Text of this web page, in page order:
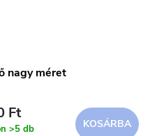
nagy méret
Ft
>5 db KOSÁRBA